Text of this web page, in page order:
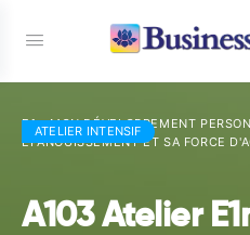
ATELIER INTENSIF
E1 - MON DÉVELOPPEMENT
ÉPANOUISSEMENT ET SA FORCE
A103 Atelier